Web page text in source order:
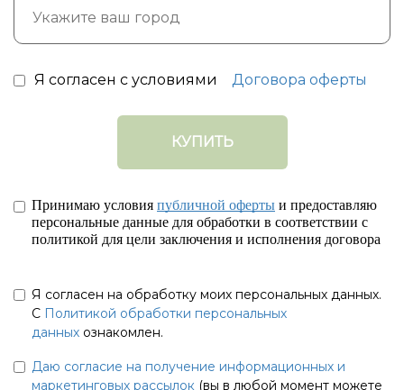
Я согласен с условиями Договора оферты
КУПИТЬ
Принимаю условия публичной оферты и предоставляю
персональные данные для обработки в соответствии с
политикой для цели заключения и исполнения договора
Я согласен на обработку моих персональных данных.
С Политикой обработки персональных
данных ознакомлен.
Даю согласие на получение информационных и
маркетинговых рассылок (вы в любой момент можете